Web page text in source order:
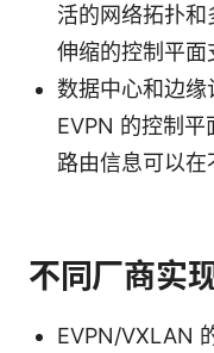
活的网络拓扑
伸缩的控制平面
数据中心和边缘
EVPN 的控制
路由信息可以在
不同厂商实
EVPN/VXLAN